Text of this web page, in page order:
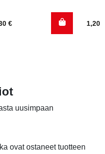
€ 1,20
uusimpaan
ovat ostaneet tuotteen